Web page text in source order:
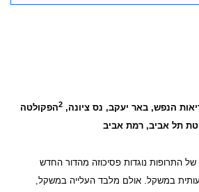
הנפש, באר יעקב, נס ציונה, 2הפקולטה
תל אביב, רמת אביב
של התרופות נוגדות פסיכוזה מהדור החדש
במשקל. אולם מלבד העלייה במשקל,